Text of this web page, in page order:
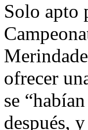
Solo apto
ofrecer
se
después,